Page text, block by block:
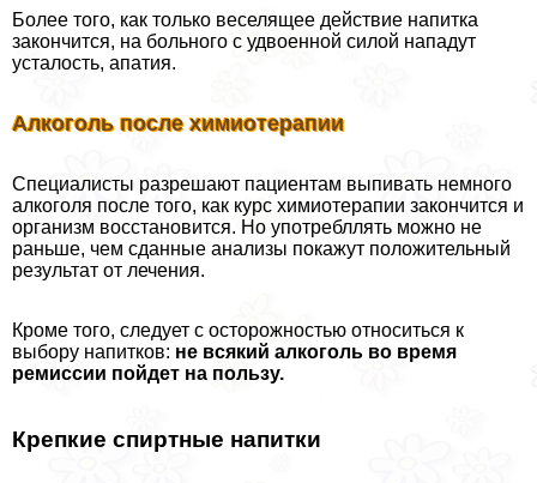
Более того, как только веселящее действие напитка
закончится, на больного с удвоенной силой нападут
усталость, апатия.
Алкоголь после химиотерапии
Специалисты разрешают пациентам выпивать немного
алкоголя после того, как курс химиотерапии закончится и
организм восстановится. Но употрeбллять можно не
раньше, чем сданные анализы покажут положительный
результат от лечения.
Кроме того, следует с осторожностью относиться к
выбору напитков: не всякий алкоголь во время
ремиссии пойдет на пользу.
Крепкие спиртные напитки